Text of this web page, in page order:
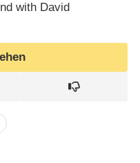
with David